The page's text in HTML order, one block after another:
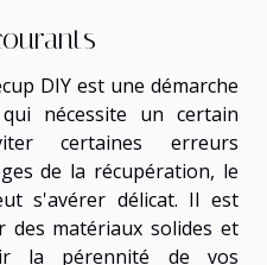
DIY est une démarche
nécessite un certain
certaines erreurs
de la récupération, le
s'avérer délicat. Il est
des matériaux solides et
la pérennité de vos